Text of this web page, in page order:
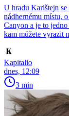
U hradu Karlštejn se
nádhernému místu,
Canyon a je to
kam můžete vyrazit
Kapitalio
dnes, 12:09
3 min